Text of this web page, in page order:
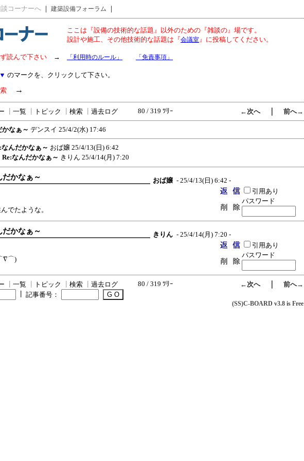
コーナーへ ｜ 建築設備フォーラム ｜
ここは『設備の技術的な話題』以外のための『雑談の』場です。
設計や施工、その他技術的な話題は『会議室』に投稿してください。
読んで下さい → 「利用時のルール」 「免責事項」
▼ のマークを、クリックして下さい。
→
一覧 トピック 検索 過去ログ 80 / 319 ﾂﾘｰ ←次へ｜ 前へ→
なぁ～ デンスイ 25/4/2(水) 17:46
んだかなぁ～ おば嬢 25/4/13(日) 6:42
なんだかなぁ～ きりん 25/4/14(月) 7:20
かなぁ～ おば嬢 - 25/4/13(日) 6:42 -
でたような。
引用あり
パスワード
かなぁ～ きりん - 25/4/14(月) 7:20 -
引用あり
パスワード
一覧 トピック 検索 過去ログ 80 / 319 ﾂﾘｰ ←次へ｜ 前へ→
記事番号：
(SS)C-BOARD v3.8 is Free